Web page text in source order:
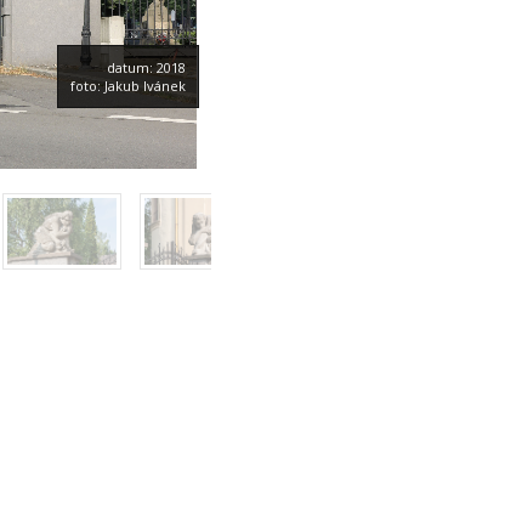
datum: 2018
foto: Jakub Ivánek